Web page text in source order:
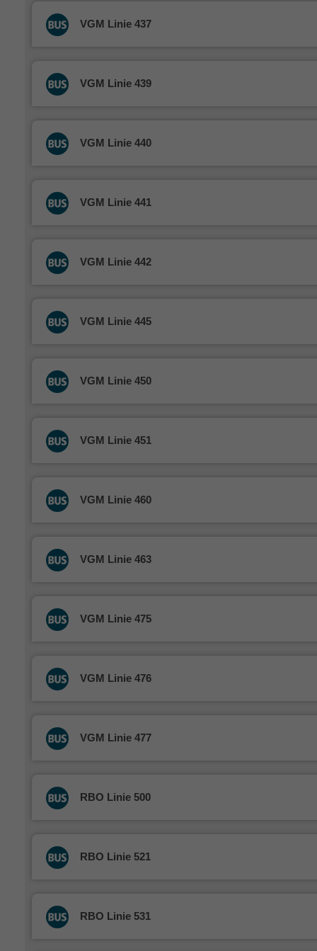
VGM Linie 437
VGM Linie 439
VGM Linie 440
VGM Linie 441
VGM Linie 442
VGM Linie 445
VGM Linie 450
VGM Linie 451
VGM Linie 460
VGM Linie 463
VGM Linie 475
VGM Linie 476
VGM Linie 477
RBO Linie 500
RBO Linie 521
RBO Linie 531